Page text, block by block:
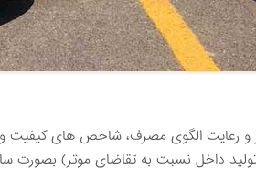
و رعایت الگوی مصرف، شاخص های کیفیت
داخل نسبت به تقاضای موثر) بصورت